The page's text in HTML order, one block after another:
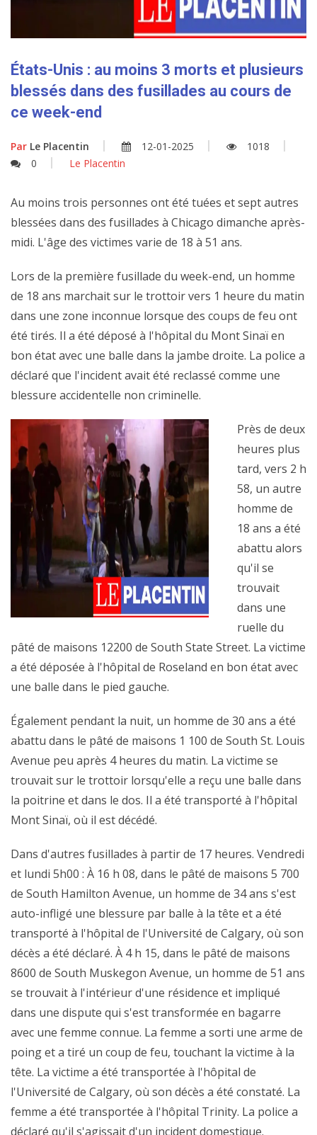
États-Unis : au moins 3 morts et plusieurs
blessés dans des fusillades au cours de
ce week-end
Par Le Placentin 12-01-2025
1018
0
Le Placentin
Au moins trois personnes ont été tuées et sept autres
blessées dans des fusillades à Chicago dimanche après-
midi. L'âge des victimes varie de 18 à 51 ans.
Lors de la première fusillade du week-end, un homme
de 18 ans marchait sur le trottoir vers 1 heure du matin
dans une zone inconnue lorsque des coups de feu ont
été tirés. Il a été déposé à l'hôpital du Mont Sinaï en
bon état avec une balle dans la jambe droite. La police a
déclaré que l'incident avait été reclassé comme une
blessure accidentelle non criminelle.
Près de deux
heures plus
tard, vers 2 h
58, un autre
homme de
18 ans a été
abattu alors
qu'il se
trouvait
dans une
ruelle du
pâté de maisons 12200 de South State Street. La victime
a été déposée à l'hôpital de Roseland en bon état avec
une balle dans le pied gauche.
Également pendant la nuit, un homme de 30 ans a été
abattu dans le pâté de maisons 1 100 de South St. Louis
Avenue peu après 4 heures du matin. La victime se
trouvait sur le trottoir lorsqu'elle a reçu une balle dans
la poitrine et dans le dos. Il a été transporté à l'hôpital
Mont Sinaï, où il est décédé.
Dans d'autres fusillades à partir de 17 heures. Vendredi
et lundi 5h00 : À 16 h 08, dans le pâté de maisons 5 700
de South Hamilton Avenue, un homme de 34 ans s'est
auto-infligé une blessure par balle à la tête et a été
transporté à l'hôpital de l'Université de Calgary, où son
décès a été déclaré. À 4 h 15, dans le pâté de maisons
8600 de South Muskegon Avenue, un homme de 51 ans
se trouvait à l'intérieur d'une résidence et impliqué
dans une dispute qui s'est transformée en bagarre
avec une femme connue. La femme a sorti une arme de
poing et a tiré un coup de feu, touchant la victime à la
tête. La victime a été transportée à l'hôpital de
l'Université de Calgary, où son décès a été constaté. La
femme a été transportée à l'hôpital Trinity. La police a
déclaré qu'il s'agissait d'un incident domestique.